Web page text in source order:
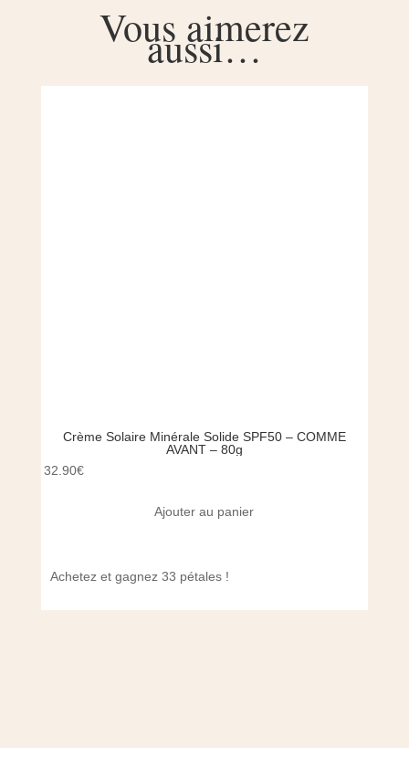
Vous aimerez
aussi…
Crème Solaire Minérale Solide SPF50 – COMME
AVANT – 80g
32.90€
Ajouter au panier
Achetez et gagnez 33 pétales !